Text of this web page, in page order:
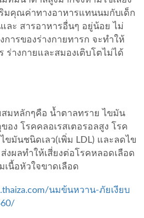
มคุณค่าทางอาหารแทนนมกับเด็ก
ละ สารอาหารอื่นๆ อยู่น้อย ไม่
การของร่างกายทารก จะทำให้
ร่างกายและสมองเติบโตไม่ได้
มหลักๆคือ น้ำตาลทราย ไขมัน
อง โรคคลอเรสเตอรอลสูง โรค
ขมันชนิดเลว(เพิ่ม LDL) และลดไข
งผลทำให้เสี่ยงต่อโรคหลอดเลือด
เนื้อหัวใจขาดเลือด
นมข้นหวาน-ภัยเงียบ